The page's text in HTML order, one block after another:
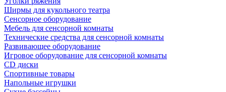
Ширмы для кукольного театра
Сенсорное оборудование
Мебель для сенсорной комнаты
Технические средства для сенсорной комнаты
Развивающее оборудование
Игровое оборудование для сенсорной комнаты
CD диски
Спортивные товары
Напольные игрушки